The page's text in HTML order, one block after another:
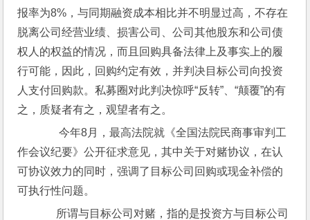
报率为8%，与同期融资成本相比并不明显过高，不存在
脱离公司经营业绩、损害公司、公司其他股东和公司债
权人的权益的情况，而且回购具备法律上及事实上的履
行可能，因此，回购约定有效，并判决目标公司向投资
人支付回购款。私募圈对此判决惊呼“反转”、“颠覆”的有
之，质疑者有之，观望者有之。
今年8月，最高法院就《全国法院民商事审判工
作会议纪要》公开征求意见，其中关于对赌协议，在认
可协议效力的同时，强调了目标公司回购或现金补偿的
可执行性问题。
所谓与目标公司对赌，指的是投资方与目标公司